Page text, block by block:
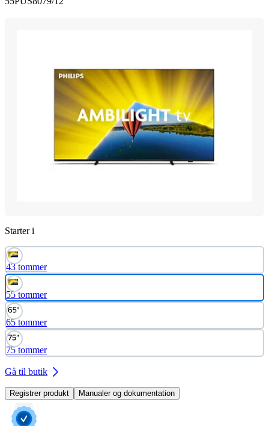
Starter i
43 tommer
55 tommer
65 tommer
75 tommer
Gå til butik
Registrer produkt Manualer og dokumentation